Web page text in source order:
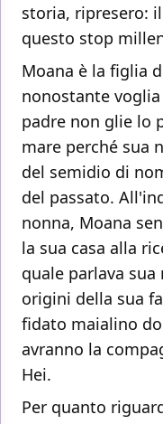
storia, ripresero:
questo stop
Moana è la figlia
nonostante
padre non glie lo
mare perché sua
del semidio di
del passato.
nonna, Moana
la sua casa alla
quale parlava
origini della sua
fidato maialino
avranno la
Hei.
Per quanto